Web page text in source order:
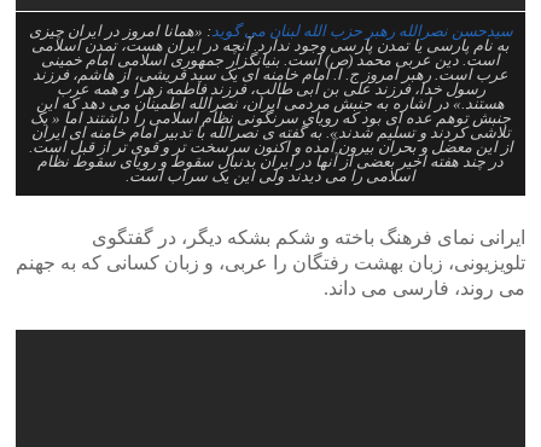
سیدحسن نصرالله رهبر حزب الله لبنان می گوید: «همانا امروز در ایران چیزی
به نام پارسی یا تمدن پارسی وجود ندارد. آنچه در ایران هست، تمدن اسلامی
است. دین عربی محمد (ص) است. بنیانگزار جمهوری اسلامی امام خمینی
عرب است. رهبر امروز ج. ا. امام خامنه ای یک سید قریشی، از هاشم، فرزند
رسول خدا، فرزند علی بن ابی طالب، فرزند فاطمه زهرا و همه عرب
هستند.» در اشاره به جنبش مردمی ایران، نصرالله اطمینان می دهد که این
جنبش توهم عده ای بود که رویای سرنگونی نظام اسلامی را داشتند اما « یک
تلاشی کردند و تسلیم شدند». به گفته ی نصرالله با تدبیر امام خامنه ای ایران
از این معضل و بحران بیرون آمده و اکنون سرسخت تر و قوی تر از قبل است.
در چند هفته اخیر بعضی از آنها در ایران بدنبال سقوط و رویای سقوط نظام
اسلامی را می دیدند ولی این یک سراب است.
ایرانی نمای فرهنگ باخته و شکم بشکه دیگر، در گفتگوی
تلویزیونی، زبان بهشت رفتگان را عربی، و زبان کسانی که به جهنم
می روند، فارسی می داند.